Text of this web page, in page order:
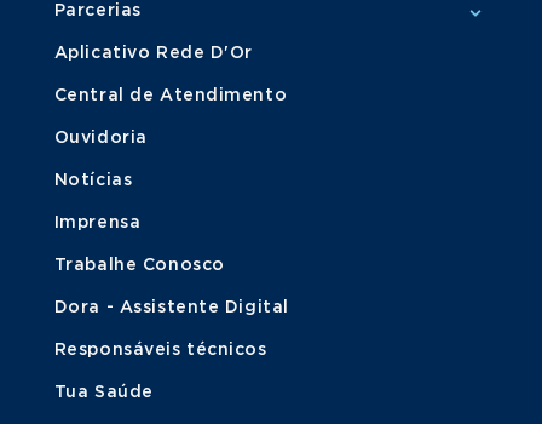
Parcerias
Aplicativo Rede D'Or
Central de Atendimento
Ouvidoria
Notícias
Imprensa
Trabalhe Conosco
Dora - Assistente Digital
Responsáveis técnicos
Tua Saúde